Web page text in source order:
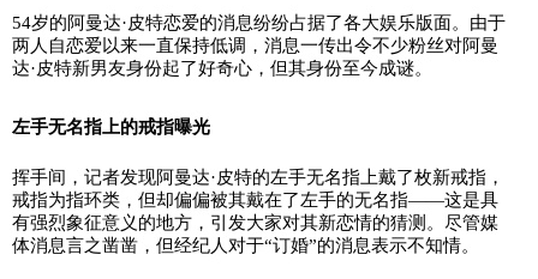
54岁的阿曼达·皮特恋爱的消息纷纷占据了各大娱乐版面。由于
两人自恋爱以来一直保持低调，消息一传出令不少粉丝对阿曼
达·皮特新男友身份起了好奇心，但其身份至今成谜。
左手无名指上的戒指曝光
挥手间，记者发现阿曼达·皮特的左手无名指上戴了枚新戒指，
戒指为指环类，但却偏偏被其戴在了左手的无名指——这是具
有强烈象征意义的地方，引发大家对其新恋情的猜测。尽管媒
体消息言之凿凿，但经纪人对于“订婚”的消息表示不知情。